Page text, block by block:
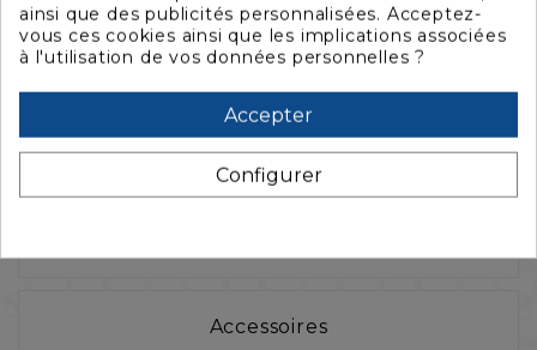
La description
Accessoires
ainsi que des publicités personnalisées. Acceptez-
vous ces cookies ainsi que les implications associées
à l'utilisation de vos données personnelles ?
Accepter
Configurer